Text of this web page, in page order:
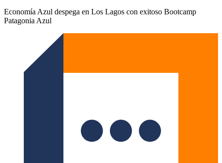
Economía Azul despega en Los Lagos con exitoso Bootcamp
Patagonia Azul